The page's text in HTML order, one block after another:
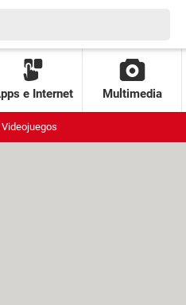
e Internet Multimedia
Videojuegos